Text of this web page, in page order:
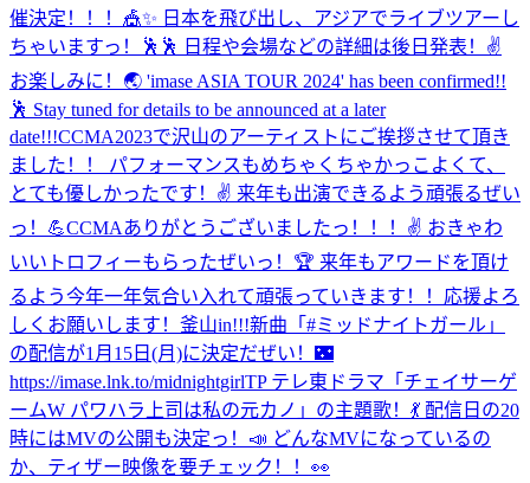
催決定！！！🎪✨ 日本を飛び出し、アジアでライブツアーし
ちゃいますっ！🕺🕺 日程や会場などの詳細は後日発表！✌️
お楽しみに！🌏 'imase ASIA TOUR 2024' has been confirmed!!
🕺 Stay tuned for details to be announced at a later
date!!!CCMA2023で沢山のアーティストにご挨拶させて頂き
ました！！ パフォーマンスもめちゃくちゃかっこよくて、
とても優しかったです！✌️ 来年も出演できるよう頑張るぜい
っ！💪CCMAありがとうございましたっ！！！✌️ おきゃわ
いいトロフィーもらったぜいっ！🏆 来年もアワードを頂け
るよう今年一年気合い入れて頑張っていきます！！応援よろ
しくお願いします！ 釜山in!!!新曲「#ミッドナイトガール」
の配信が1月15日(月)に決定だぜい！🌃
https://imase.lnk.to/midnightgirlTP テレ東ドラマ「チェイサーゲ
ームW パワハラ上司は私の元カノ」の主題歌！💃 配信日の20
時にはMVの公開も決定っ！📣 どんなMVになっているの
か、ティザー映像を要チェック！！👀